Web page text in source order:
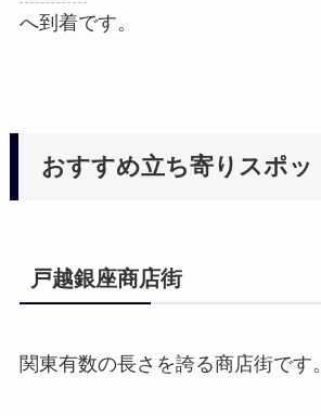
へ到着です。
おすすめ立ち寄りスポッ
戸越銀座商店街
関東有数の長さを誇る商店街です。